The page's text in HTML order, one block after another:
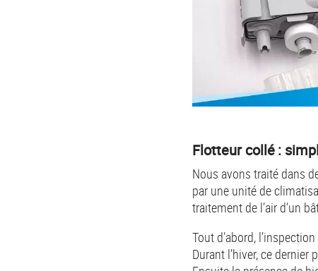
Flotteur collé :
Nous avons traité dans
par une unité de
traitement de l’air d’un
Tout d’abord,
Durant l’hiver, ce dernier